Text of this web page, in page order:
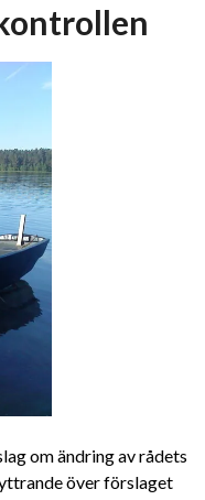
om ändring av rådets
över förslaget